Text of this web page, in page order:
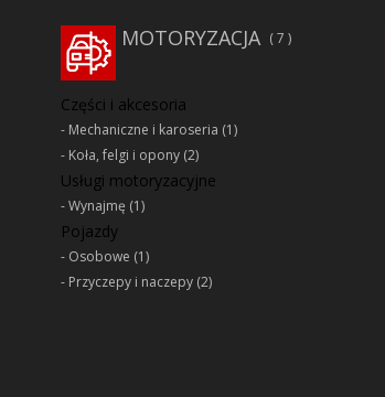
MOTORYZACJA 7
Części i akcesoria
Mechaniczne i karoseria (1)
Koła, felgi i opony (2)
Usługi motoryzacyjne
Wynajmę (1)
Pojazdy
Osobowe (1)
Przyczepy i naczepy (2)